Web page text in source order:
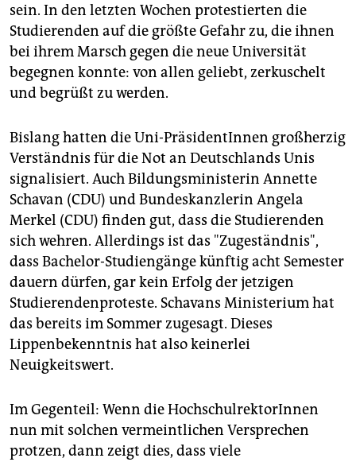
sein. In den letzten Wochen protestierten die
Studierenden auf die größte Gefahr zu, die ihnen
bei ihrem Marsch gegen die neue Universität
begegnen konnte: von allen geliebt, zerkuschelt
und begrüßt zu werden.
Bislang hatten die Uni-PräsidentInnen großherzig
Verständnis für die Not an Deutschlands Unis
signalisiert. Auch Bildungsministerin Annette
Schavan (CDU) und Bundeskanzlerin Angela
Merkel (CDU) finden gut, dass die Studierenden
sich wehren. Allerdings ist das "Zugeständnis",
dass Bachelor-Studiengänge künftig acht Semester
dauern dürfen, gar kein Erfolg der jetzigen
Studierendenproteste. Schavans Ministerium hat
das bereits im Sommer zugesagt. Dieses
Lippenbekenntnis hat also keinerlei
Neuigkeitswert.
Im Gegenteil: Wenn die HochschulrektorInnen
nun mit solchen vermeintlichen Versprechen
protzen, dann zeigt dies, dass viele